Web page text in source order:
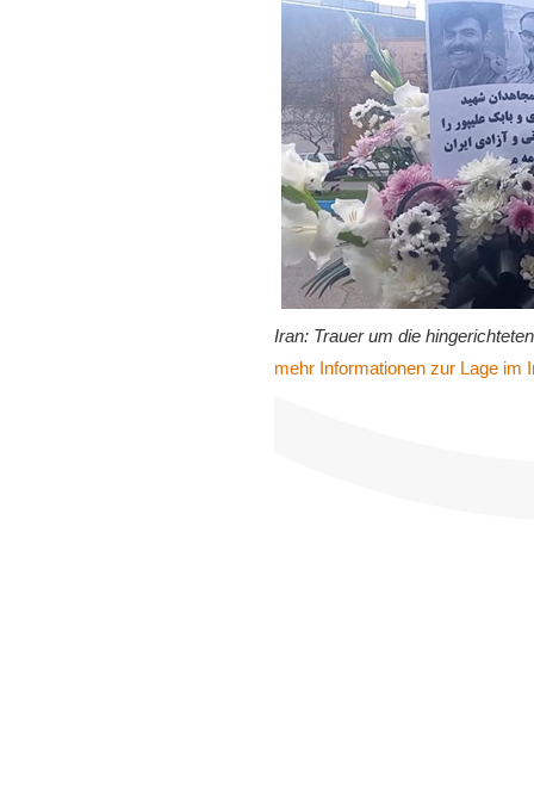
Iran: Trauer um die
mehr Informationen zur Lage im